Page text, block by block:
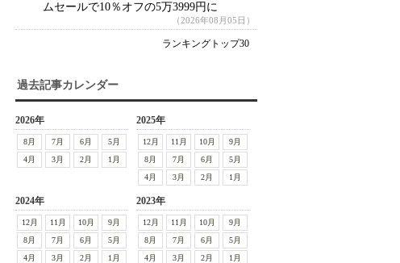
ムセールで10％オフの5万3999円に
（2026年08月05日）
ランキングトップ30
過去記事カレンダー
2026年
8月 7月 6月
5月
4月
3月 2月 1月
2025年
12月 11月 10月
9月
8月
7月 6月
5月
4月
3月 2月 1月
2024年
12月 11月 10月
9月
8月
7月 6月
5月
4月
3月 2月 1月
2023年
12月 11月 10月
9月
8月
7月 6月
5月
4月
3月 2月 1月